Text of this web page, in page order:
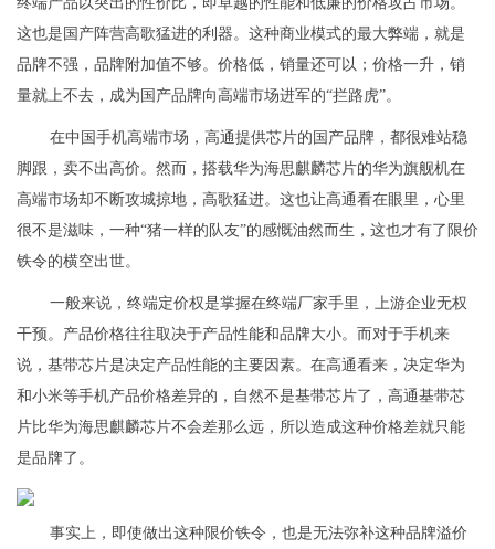
这也是国产阵营高歌猛进的利器。这种商业模式的最大弊端，就是
品牌不强，品牌附加值不够。价格低，销量还可以；价格一升，销
量就上不去，成为国产品牌向高端市场进军的“拦路虎”。
在中国手机高端市场，高通提供芯片的国产品牌，都很难站稳
脚跟，卖不出高价。然而，搭载华为海思麒麟芯片的华为旗舰机在
高端市场却不断攻城掠地，高歌猛进。这也让高通看在眼里，心里
很不是滋味，一种“猪一样的队友”的感慨油然而生，这也才有了限价
铁令的横空出世。
一般来说，终端定价权是掌握在终端厂家手里，上游企业无权
干预。产品价格往往取决于产品性能和品牌大小。而对于手机来
说，基带芯片是决定产品性能的主要因素。在高通看来，决定华为
和小米等手机产品价格差异的，自然不是基带芯片了，高通基带芯
片比华为海思麒麟芯片不会差那么远，所以造成这种价格差就只能
是品牌了。
事实上，即使做出这种限价铁令，也是无法弥补这种品牌溢价